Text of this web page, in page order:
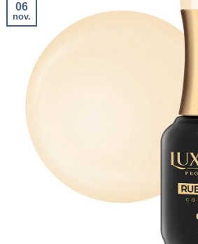
06
nov.